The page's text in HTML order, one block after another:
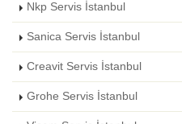
Nkp Servis İstanbul
Sanica Servis İstanbul
Creavit Servis İstanbul
Grohe Servis İstanbul